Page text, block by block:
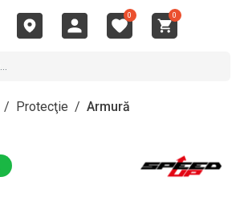
0 0
/ Protecţie / Armură